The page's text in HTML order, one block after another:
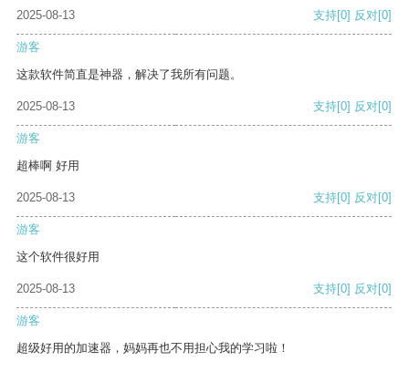
2025-08-13 支持[0] 反对[0]
游客
这款软件简直是神器，解决了我所有问题。
2025-08-13 支持[0] 反对[0]
游客
超棒啊 好用
2025-08-13 支持[0] 反对[0]
游客
这个软件很好用
2025-08-13 支持[0] 反对[0]
游客
超级好用的加速器，妈妈再也不用担心我的学习啦！